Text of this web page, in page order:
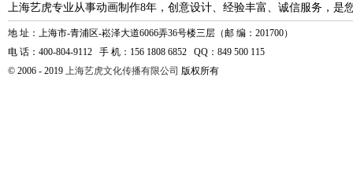
上海艺虎专业从事动画制作8年，创意设计、经验丰富、诚信服务，是
地 址：上海市-青浦区-崧泽大道6066弄36号楼三层（邮 编：201700）
电 话：400-804-9112 手 机：156 1808 6852 QQ：849 500 115
© 2006 - 2019 上海艺虎文化传播有限公司 版权所有